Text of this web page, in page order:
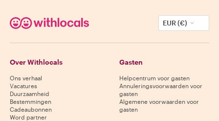
EUR (€)
Over Withlocals
Ons verhaal
Vacatures
Duurzaamheid
Bestemmingen
Cadeaubonnen
Word partner
Gasten
Helpcentrum voor gasten
Annuleringsvoorwaarden voor
gasten
Algemene voorwaarden voor
gasten